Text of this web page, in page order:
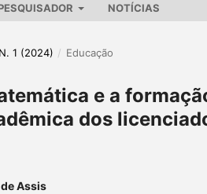
NOTÍCIAS
1 (2024) / Educação
e a
dos
Assis